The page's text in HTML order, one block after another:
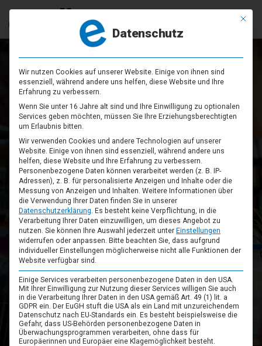
IHRE BRANCHE, UNSERE LÖSUNG
Filialsysteme
EXPERTENGESPRÄCH VEREINBAREN
Mit
Datenschutz
Wir nutzen Cookies auf unserer Website. Einige von ihnen sind
essenziell, während andere uns helfen, diese Website und Ihre
Erfahrung zu verbessern.
Wenn Sie unter 16 Jahre alt sind und Ihre Einwilligung zu optionalen
Services geben möchten, müssen Sie Ihre Erziehungsberechtigten
um Erlaubnis bitten.
Wir verwenden Cookies und andere Technologien auf unserer
Website. Einige von ihnen sind essenziell, während andere uns
helfen, diese Website und Ihre Erfahrung zu verbessern.
Personenbezogene Daten können verarbeitet werden (z. B. IP-
Adressen), z. B. für personalisierte Anzeigen und Inhalte oder die
Messung von Anzeigen und Inhalten. Weitere Informationen über
die Verwendung Ihrer Daten finden Sie in unserer
Datenschutzerklärung. Es besteht keine Verpflichtung, in die
Verarbeitung Ihrer Daten einzuwilligen, um dieses Angebot zu
nutzen. Sie können Ihre Auswahl jederzeit unter Einstellungen
widerrufen oder anpassen. Bitte beachten Sie, dass aufgrund
individueller Einstellungen möglicherweise nicht alle Funktionen der
Website verfügbar sind.
Einige Services verarbeiten personenbezogene Daten in den USA.
Mit Ihrer Einwilligung zur Nutzung dieser Services willigen Sie auch
in die Verarbeitung Ihrer Daten in den USA gemäß Art. 49 (1) lit. a
GDPR ein. Der EuGH stuft die USA als ein Land mit unzureichendem
Datenschutz nach EU-Standards ein. Es besteht beispielsweise die
Gefahr, dass US-Behörden personenbezogene Daten in
Überwachungsprogrammen verarbeiten, ohne dass für
Europäerinnen und Europäer eine Klagemöglichkeit besteht.